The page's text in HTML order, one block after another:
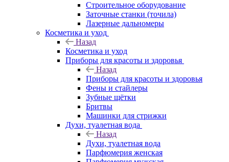
Строительное оборудование
Заточные станки (точила)
Лазерные дальномеры
Косметика и уход
Назад
Косметика и уход
Приборы для красоты и здоровья
Назад
Приборы для красоты и здоровья
Фены и стайлеры
Зубные щётки
Бритвы
Машинки для стрижки
Духи, туалетная вода
Назад
Духи, туалетная вода
Парфюмерия женская